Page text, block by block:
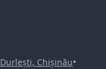
Durlești, Chișinău•